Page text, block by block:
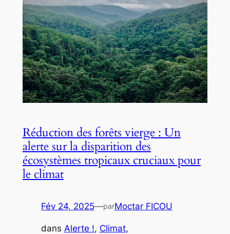
Réduction des forêts vierge : Un
alerte sur la disparition des
écosystèmes tropicaux cruciaux pour
le climat
Fév 24, 2025—parMoctar FICOU
dans Alerte !, Climat